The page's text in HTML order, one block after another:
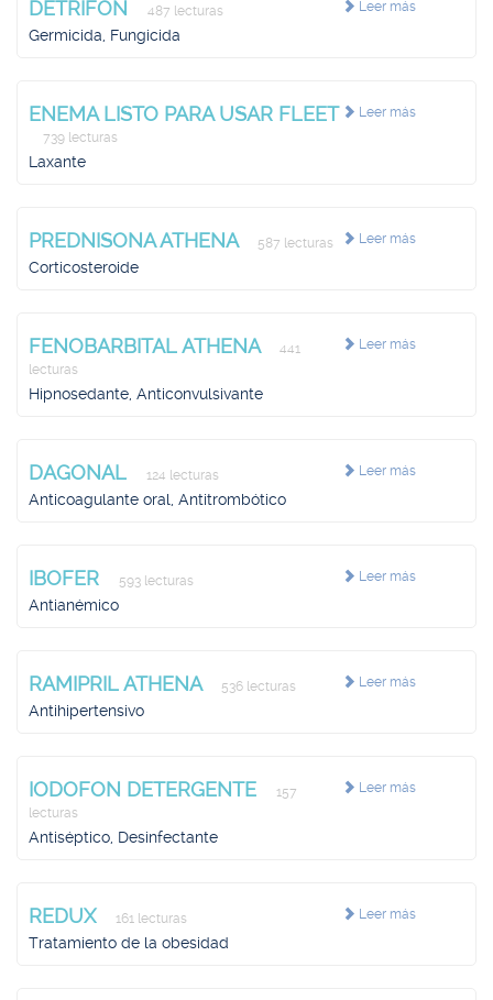
Leer más
DETRIFON 487 lecturas
Germicida, Fungicida
Leer más
ENEMA LISTO PARA USAR FLEET
739 lecturas
Laxante
Leer más
PREDNISONA ATHENA 587 lecturas
Corticosteroide
Leer más
FENOBARBITAL ATHENA
441
lecturas
Hipnosedante, Anticonvulsivante
Leer más
DAGONAL 124 lecturas
Anticoagulante oral, Antitrombótico
Leer más
IBOFER 593 lecturas
Antianémico
Leer más
RAMIPRIL ATHENA 536 lecturas
Antihipertensivo
Leer más
IODOFON DETERGENTE
157
lecturas
Antiséptico, Desinfectante
Leer más
REDUX 161 lecturas
Tratamiento de la obesidad